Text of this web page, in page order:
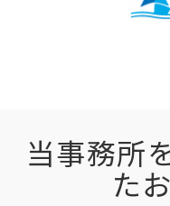
当事務所
た